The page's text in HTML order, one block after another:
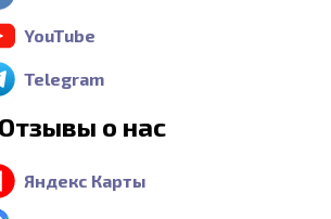
YouTube
Telegram
Отзывы о нас
Яндекс Карты